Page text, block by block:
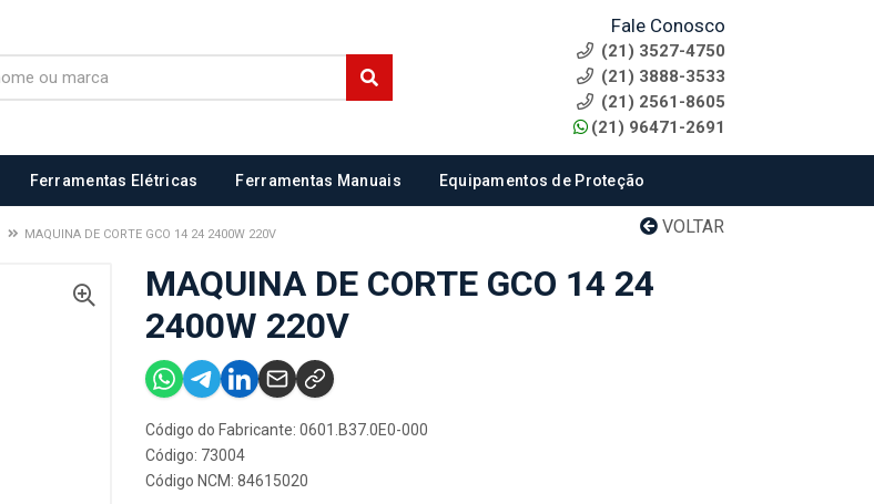
Fale Conosco
(21) 3527-4750
(21) 3888-3533
(21) 2561-8605
(21) 96471-2691
Ferramentas Elétricas Ferramentas Manuais Equipamentos de Proteção
VOLTAR
MAQUINA DE CORTE GCO 14 24 2400W 220V
MAQUINA DE CORTE GCO 14 24
2400W 220V
Código do Fabricante: 0601.B37.0E0-000
Código: 73004
Código NCM: 84615020